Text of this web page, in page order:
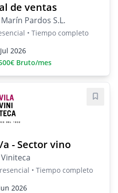
de ventas
Pardos S.L.
• Tiempo completo
2026
Bruto/mes
- Sector vino
• Tiempo completo
2026